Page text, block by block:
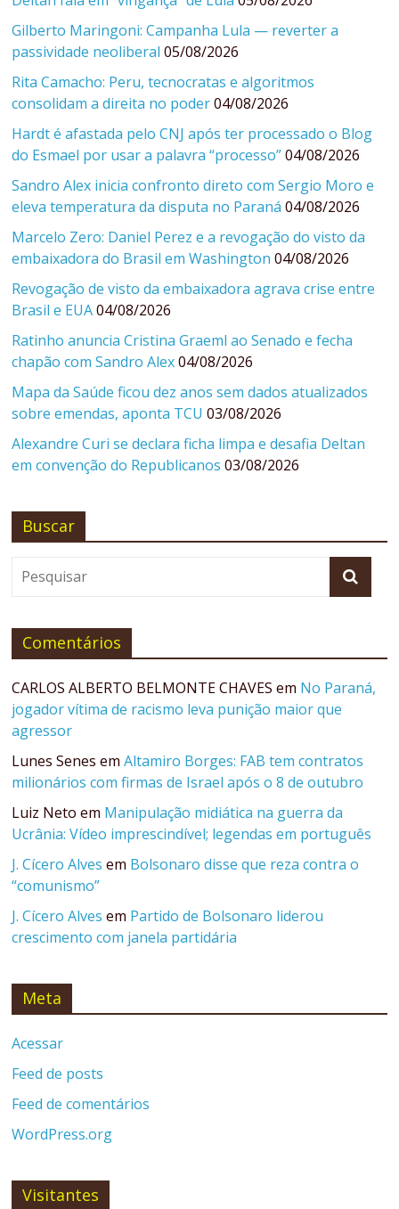
Gilberto Maringoni: Campanha Lula — reverter a
passividade neoliberal 05/08/2026
Rita Camacho: Peru, tecnocratas e algoritmos
consolidam a direita no poder 04/08/2026
Hardt é afastada pelo CNJ após ter processado o Blog
do Esmael por usar a palavra “processo” 04/08/2026
Sandro Alex inicia confronto direto com Sergio Moro e
eleva temperatura da disputa no Paraná 04/08/2026
Marcelo Zero: Daniel Perez e a revogação do visto da
embaixadora do Brasil em Washington 04/08/2026
Revogação de visto da embaixadora agrava crise entre
Brasil e EUA 04/08/2026
Ratinho anuncia Cristina Graeml ao Senado e fecha
chapão com Sandro Alex 04/08/2026
Mapa da Saúde ficou dez anos sem dados atualizados
sobre emendas, aponta TCU 03/08/2026
Alexandre Curi se declara ficha limpa e desafia Deltan
em convenção do Republicanos 03/08/2026
Buscar
Comentários
CARLOS ALBERTO BELMONTE CHAVES em No Paraná,
jogador vítima de racismo leva punição maior que
agressor
Lunes Senes emAltamiro Borges: FAB tem contratos
milionários com firmas de Israel após o 8 de outubro
Luiz Neto em Manipulação midiática na guerra da
Ucrânia: Vídeo imprescindível; legendas em português
J. Cícero Alves em Bolsonaro disse que reza contra o
“comunismo”
J. Cícero Alves em Partido de Bolsonaro liderou
crescimento com janela partidária
Meta
Acessar
Feed de posts
Feed de comentários
WordPress.org
Visitantes